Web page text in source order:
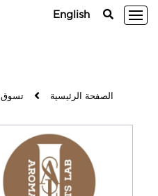
English
الصفحة الرئيسية تسوق